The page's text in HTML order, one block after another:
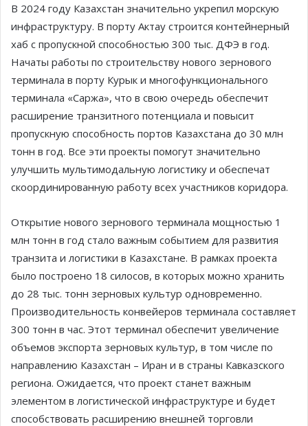
В 2024 году Казахстан значительно укрепил морскую
инфраструктуру. В порту Актау строится контейнерный
хаб с пропускной способностью 300 тыс. ДФЭ в год.
Начаты работы по строительству нового зернового
терминала в порту Курык и многофункционального
терминала «Саржа», что в свою очередь обеспечит
расширение транзитного потенциала и повысит
пропускную способность портов Казахстана до 30 млн
тонн в год. Все эти проекты помогут значительно
улучшить мультимодальную логистику и обеспечат
скоординированную работу всех участников коридора.
Открытие нового зернового терминала мощностью 1
млн тонн в год стало важным событием для развития
транзита и логистики в Казахстане. В рамках проекта
было построено 18 силосов, в которых можно хранить
до 28 тыс. тонн зерновых культур одновременно.
Производительность конвейеров терминала составляет
300 тонн в час. Этот терминал обеспечит увеличение
объемов экспорта зерновых культур, в том числе по
направлению Казахстан – Иран и в страны Кавказского
региона. Ожидается, что проект станет важным
элементом в логистической инфраструктуре и будет
способствовать расширению внешней торговли